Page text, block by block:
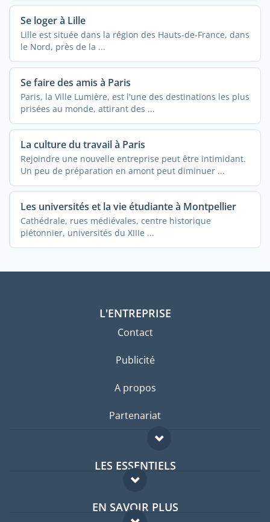
Se loger à Lille
Lille est située dans la région des Hauts-de-France, dans
le Nord, près de la ...
Se faire des amis à Paris
Paris, la Ville Lumière, est l'une des destinations les plus
prisées au monde, attirant des ...
La culture du travail à Paris
Rejoindre une nouvelle entreprise peut être intimidant.
Un peu de préparation en amont peut diminuer ...
Les universités et la vie étudiante à Montpellier
Cathédrale, rues médiévales, centre historique
piétonnier, universités du XIIIe ...
L'ENTREPRISE
Contact
Publicité
A propos
Partenariat
LES ESSENTIELS
Forum expatriés
Guides pays
EN SAVOIR PLUS